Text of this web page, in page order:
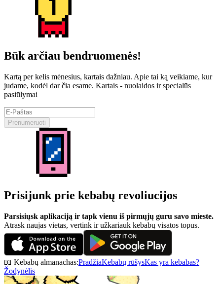
Būk arčiau bendruomenės!
Kartą per kelis mėnesius, kartais dažniau. Apie tai ką veikiame, kur
judame, kodėl dar čia esame. Kartais - nuolaidos ir specialūs
pasiūlymai
Prenumeruoti
Prisijunk prie kebabų revoliucijos
Parsisiųsk aplikaciją ir tapk vienu iš pirmųjų guru savo mieste.
Atrask naujas vietas, vertink ir užkariauk kebabų visatos topus.
📖 Kebabų almanachas:PradžiaKebabų rūšysKas yra kebabas?
Žodynėlis